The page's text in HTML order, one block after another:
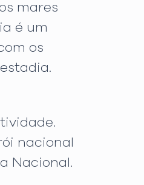
mares
é um
os
nacional
Nacional.